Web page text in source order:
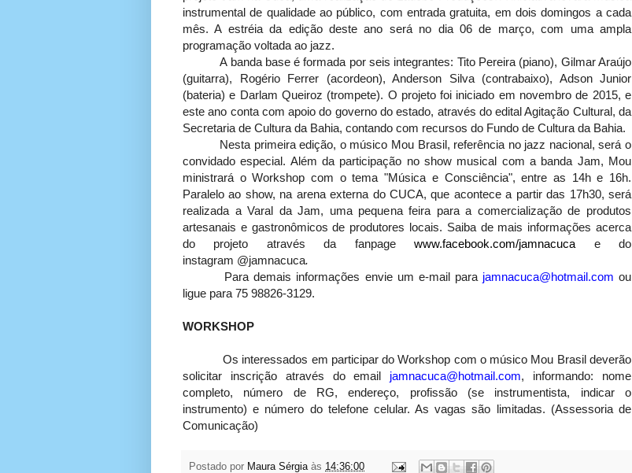
instrumental de qualidade ao público, com entrada gratuita, em dois domingos a cada
mês. A estréia da edição deste ano será no dia 06 de março, com uma ampla
programação voltada ao jazz.
A banda base é formada por seis integrantes: Tito Pereira (piano), Gilmar Araújo
(guitarra), Rogério Ferrer (acordeon), Anderson Silva (contrabaixo), Adson Junior
(bateria) e Darlam Queiroz (trompete). O projeto foi iniciado em novembro de 2015, e
este ano conta com apoio do governo do estado, através do edital Agitação Cultural, da
Secretaria de Cultura da Bahia, contando com recursos do Fundo de Cultura da Bahia.
Nesta primeira edição, o músico Mou Brasil, referência no jazz nacional, será o
convidado especial. Além da participação no show musical com a banda Jam, Mou
ministrará o Workshop com o tema "Música e Consciência", entre as 14h e 16h.
Paralelo ao show, na arena externa do CUCA, que acontece a partir das 17h30, será
realizada a Varal da Jam, uma pequena feira para a comercialização de produtos
artesanais e gastronômicos de produtores locais. Saiba de mais informações acerca
do projeto através da fanpagewww.facebook.com/jamnacuca e do
instagram @jamnacuca.
Para demais informações envie um e-mail para jamnacuca@hotmail.com ou
ligue para 75 98826-3129.
WORKSHOP
Os interessados em participar do Workshop com o músico Mou Brasil deverão
solicitar inscrição através do email jamnacuca@hotmail.com, informando: nome
completo, número de RG, endereço, profissão (se instrumentista, indicar o
instrumento) e número do telefone celular. As vagas são limitadas. (Assessoria de
Comunicação)
Postado por Maura Sérgia às 14:36:00